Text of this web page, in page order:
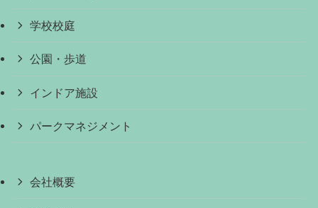
学校校庭
公園・歩道
インドア施設
パークマネジメント
会社概要